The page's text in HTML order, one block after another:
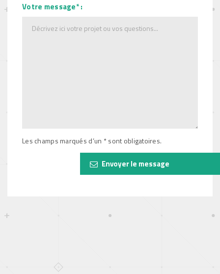
Votre message* :
Les champs marqués d’un * sont obligatoires.
Envoyer le message